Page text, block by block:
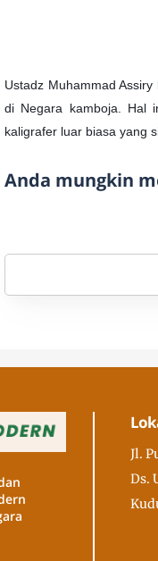
Ustadz Muhammad
di Negara kamboja. Hal
kaligrafer luar biasa yang
Anda mungkin
Jl.
Ds.